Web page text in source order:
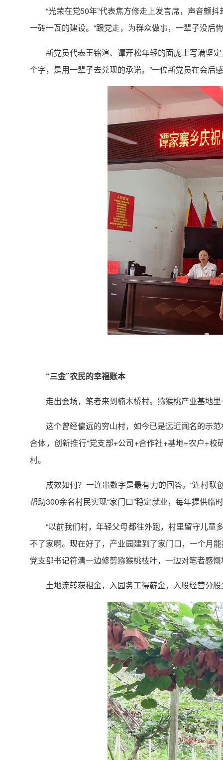
“光荣在党50年”代表焦方修走上发言席，声音颤
一砖一瓦的建设。“跟党走，为群众做事，一辈子没后
新党员代表王铭渲、谭开松年轻的面庞上写满坚
个字，是用一辈子去兑现的承诺。”一位新党员在会后
“三金”农民的幸福账本
走出会场，笔者来到楠木桥村。猕猴桃产业基地
这个曾经偏远的穷山村，如今已是远近闻名的示
合体，创新推行“党支部+公司+合作社+基地+农户+校
村。
成效如何？一连串数字是最有力的回答。“连村
帮助300余名村民实现“家门口”稳定就业，每年提供临
“以前我们村，年轻父母都往外跑，村里留守儿
不了家啊。现在好了，产业园建到了家门口，一个月
党支部书记符清一边修剪猕猴桃枝叶，一边对笔者感
土地流转获租金，入园务工得薪金，入股经营分